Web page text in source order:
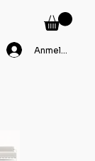
Anmelden